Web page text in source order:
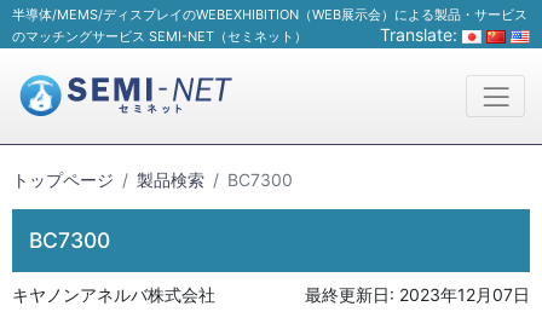
半導体/MEMS/ディスプレイのWEBEXHIBITION（WEB展示会）による製品・サービス
のマッチングサービス SEMI-NET（セミネット）
Translate:
トップページ 製品検索 BC7300
BC7300
キヤノンアネルバ株式会社 最終更新日: 2023年12月07日